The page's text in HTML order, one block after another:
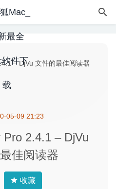
05-09 21:23
Pro 2.4.1 – DjVu
佳阅读器
收藏
中文版 – 功能强大的 PDF
管理工具
图片文字识别工具
大的视频编辑软件